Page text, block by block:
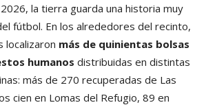
la tierra guarda una historia muy
fútbol. En los alrededores del recinto,
localizaron más de quinientas bolsas
humanos distribuidas en distintas
más de 270 recuperadas de Las
cien en Lomas del Refugio, 89 en